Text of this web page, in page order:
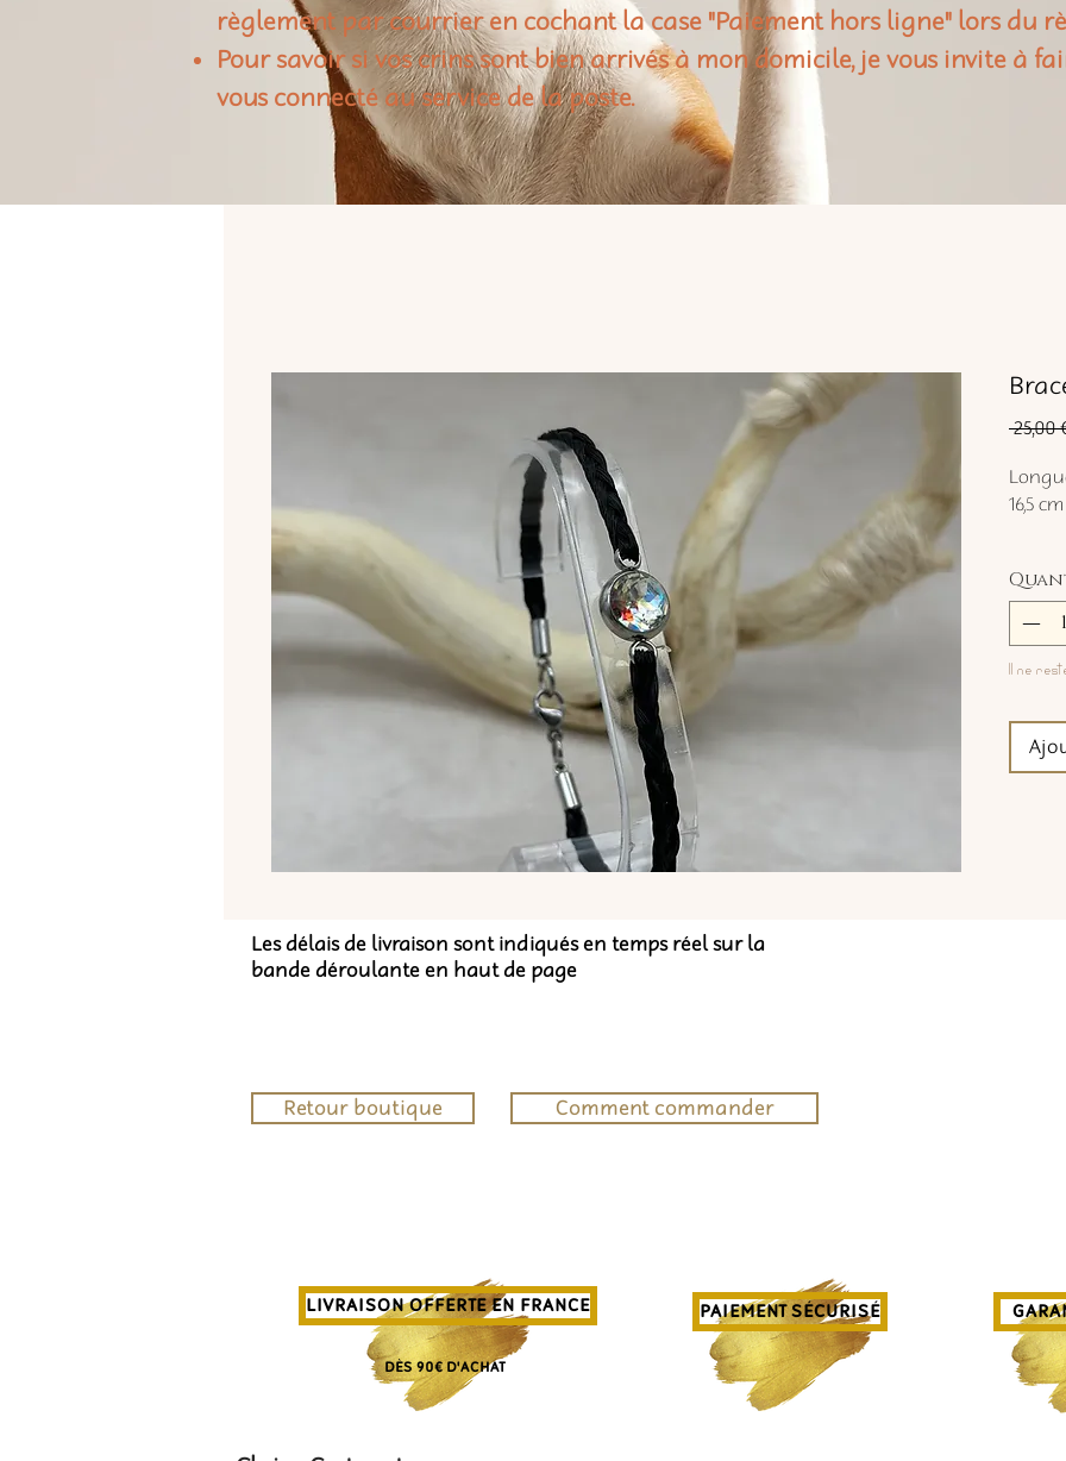
règlement par courrier en cochant la case "Paiement hors ligne" lors du
Pour savoir si vos crins sont bien arrivés à mon domicile, je vous invite à
vous connecté au service de la poste.
25,00
16,5 cm
Il ne
Les délais de livraison sont indiqués en temps réel sur la
bande déroulante en haut de page
Retour boutique Comment commander
LIVRAISON OFFERTE EN FRANCE
DÈS 90€ D'ACHAT
PAIEMENT SÉCURISÉ